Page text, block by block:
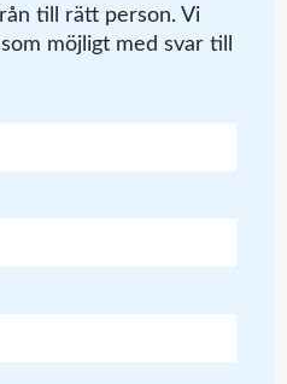
till rätt person. Vi
möjligt med svar till